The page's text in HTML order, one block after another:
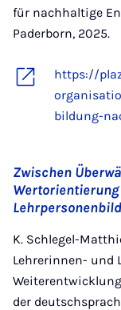
für nachhaltige
Paderborn, 2025.
https://
bildung-
Zwischen
K. Schlegel-
Lehrerinnen- und
der